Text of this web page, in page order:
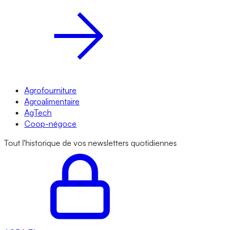
Agrofourniture
Agroalimentaire
AgTech
Coop-négoce
Tout l'historique de vos newsletters quotidiennes